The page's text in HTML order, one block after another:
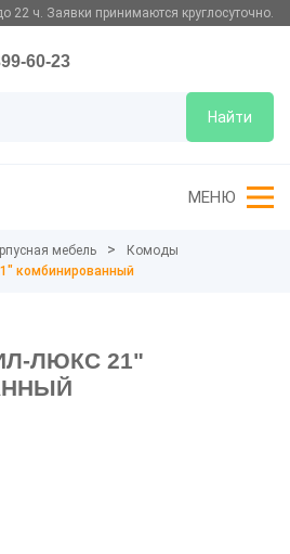
22 ч. Заявки принимаются круглосуточно.
Найти
60-23
МЕНЮ
мебель
Комоды
комбинированный
ЛЮКС 21"